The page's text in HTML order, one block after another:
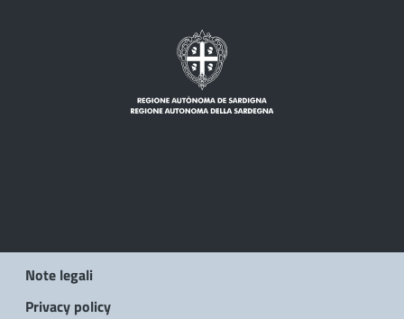
Note legali
Privacy policy